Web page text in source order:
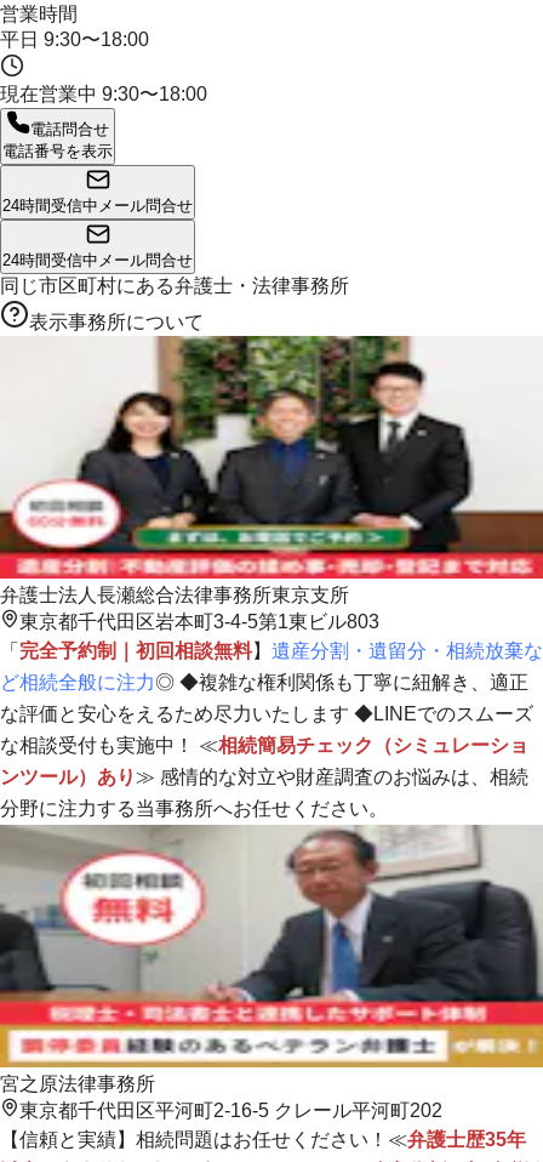
営業時間
平日 9:30〜18:00
現在営業中 9:30〜18:00
電話問合せ
電話番号を表示
24時間受信中 メール問合せ
24時間受信中 メール問合せ
同じ市区町村にある弁護士・法律事務所
表示事務所について
弁護士法人長瀬総合法律事務所東京支所
東京都千代田区岩本町3-4-5第1東ビル803
「 完全予約制｜初回相談無料】 遺産分割・遺留分・相続放棄な
ど相続全般に注力◎ ◆複雑な権利関係も丁寧に紐解き、適正
な評価と安心をえるため尽力いたします ◆LINEでのスムーズ
な相談受付も実施中！ ≪相続簡易チェック（シミュレーショ
ンツール）あり≫ 感情的な対立や財産調査のお悩みは、 相続
分野に注力する当事務所へお任せください。
宮之原法律事務所
東京都千代田区平河町2-16-5 クレール平河町202
【信頼と実績】相続問題はお任せください！≪弁護士歴35年